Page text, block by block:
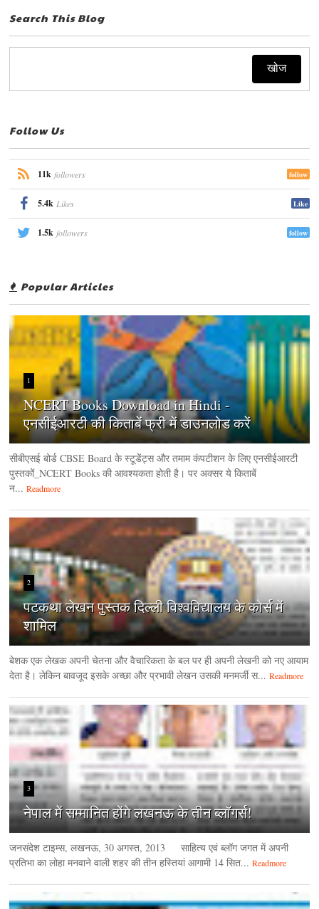
Search This Blog
Follow Us
11k followers follow
5.4k Likes Like
1.5k followers follow
Popular Articles
1
NCERT Books Download in Hindi -
एनसीईआरटी की किताबें फ्री में डाउनलोड करें
सीबीएसई बोर्ड CBSE Board के स्टूडेंट्स और तमाम कंपटीशन के लिए एनसीईआरटी
पुस्तकों_NCERT Books की आवश्यकता होती है। पर अक्सर ये किताबें
न... Readmore
2
पटकथा लेखन पुस्तक दिल्ली विश्वविद्यालय के कोर्स में
शामिल
बेशक एक लेखक अपनी चेतना और वैचारिकता के बल पर ही अपनी लेखनी को नए आयाम
देता है। लेकिन बावजूद इसके अच्छा और प्रभावी लेखन उसकी मनमर्जी स... Readmore
3
नेपाल में सम्मानित होंगे लखनऊ के तीन ब्लॉगर्स!
जनसंदेश टाइम्‍स, लखनऊ, 30 अगस्‍त, 2013 साहित्य एवं ब्लॉग जगत में अपनी
प्रतिभा का लोहा मनवाने वाली शहर की तीन हस्तियां आगामी 14 सित... Readmore